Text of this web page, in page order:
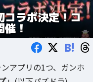
コラボ決定！コ
！
B!
アプリの1つ、ガンホ